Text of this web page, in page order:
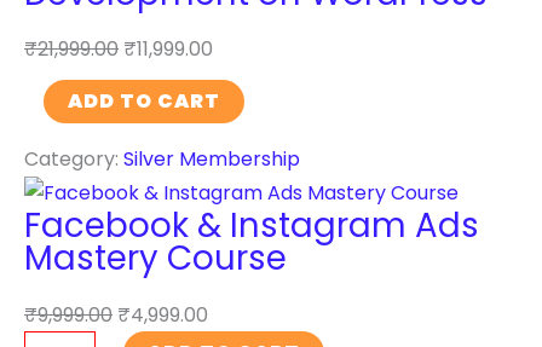
D
l
o
p
m
n
i
n
g
C
o
r
₹21,999.00 ₹11,999.00
c
o
m
m
r
ADD TO CART
Category: Silver Membership
Facebook & Instagram Ads
Mastery Course
₹9,999.00 ₹4,999.00